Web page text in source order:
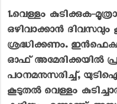
1.വെള്ളം കുടിക്കുക-
ഒഴിവാക്കാൻ
ശ്രദ്ധിക്കണം.
ഓഫ് അമേരിക്കയിൽ
പഠനമനുസരിച്ച്, യുടിഐ
കൂടുതൽ വെള്ളം